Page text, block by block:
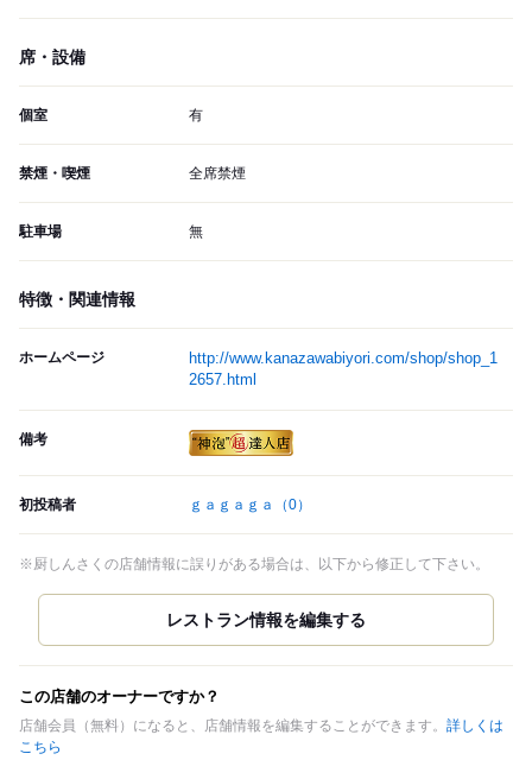
席・設備
個室 有
禁煙・喫煙 全席禁煙
駐車場 無
特徴・関連情報
ホームページ
http://www.kanazawabiyori.com/shop/shop_1
2657.html
備考
初投稿者 ｇａｇａｇａ （0）
※厨しんさくの店舗情報に誤りがある場合は、以下から修正して下さい。
この店舗のオーナーですか？
店舗会員（無料）になると、店舗情報を編集することができます。 詳しくは
こちら